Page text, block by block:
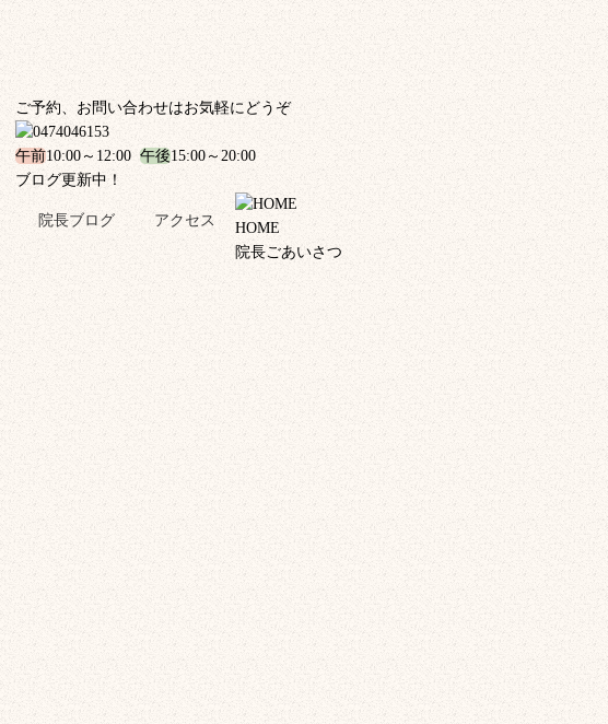
ご予約、お問い合わせはお気軽にどうぞ
午前10:00～12:00 午後15:00～20:00
ブログ更新中！
院長ブログ アクセス
HOME
院長ごあいさつ